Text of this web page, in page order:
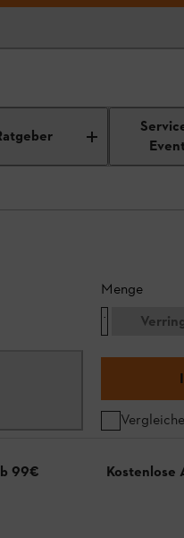
Menge
99€ Kostenlose